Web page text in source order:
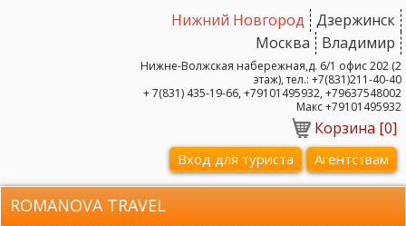
Дзержинск
Нижний Новгород
Владимир
Москва
Нижне-Волжская набережная,д. 6/1 офис 202 (2
этаж), тел.: +7(831)211-40-40
+ 7(831) 435-19-66, +79101495932, +79637548002
Макс +79101495932
Корзина [0]
Вход для туриста Агентствам
ROMANOVA TRAVEL